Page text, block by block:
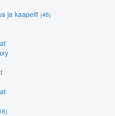
ja kaapelit (46)